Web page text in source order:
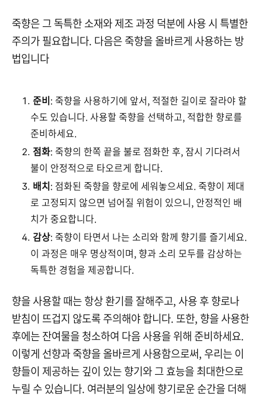
죽향은 그 독특한 소재와 제조 과정 덕분에 사용 시 특별한
주의가 필요합니다. 다음은 죽향을 올바르게 사용하는 방
법입니다
준비: 죽향을 사용하기에 앞서, 적절한 길이로 잘라야 할
수도 있습니다. 사용할 죽향을 선택하고, 적합한 향로를
준비하세요.
점화: 죽향의 한쪽 끝을 불로 점화한 후, 잠시 기다려서
불이 안정적으로 타오르게 합니다.
배치: 점화된 죽향을 향로에 세워놓으세요. 죽향이 제대
로 고정되지 않으면 넘어질 위험이 있으니, 안정적인 배
치가 중요합니다.
감상: 죽향이 타면서 나는 소리와 함께 향기를 즐기세요.
이 과정은 매우 명상적이며, 향과 소리 모두를 감상하는
독특한 경험을 제공합니다.
향을 사용할 때는 항상 환기를 잘해주고, 사용 후 향로나
받침이 뜨겁지 않도록 주의해야 합니다. 또한, 향을 사용한
후에는 잔여물을 청소하여 다음 사용을 위해 준비하세요.
이렇게 선향과 죽향을 올바르게 사용함으로써, 우리는 이
향들이 제공하는 깊이 있는 향기와 그 효능을 최대한으로
누릴 수 있습니다. 여러분의 일상에 향기로운 순간을 더해